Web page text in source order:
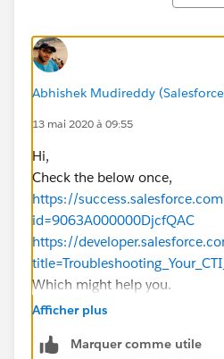
Abhishek Mudireddy
13 mai 2020 à 09:55
Hi,
Check the below once,
https://
id=9063A000000DjcfQAC
https://
Which might help you.
Thanks!
Afficher plus
Marquer comme utile